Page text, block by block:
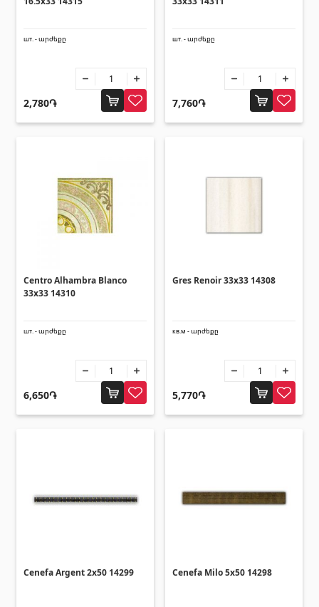
шт. - արժեքը
2,780֏
шт. - արժեքը
7,760֏
Centro Alhambra Blanco
33x33 14310
шт. - արժեքը
6,650֏
Gres Renoir 33x33 14308
кв.м - արժեքը
5,770֏
Cenefa Argent 2x50 14299 Cenefa Milo 5x50 14298